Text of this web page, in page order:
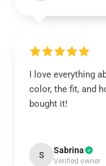
I love everything
color, the fit, and
bought it!
S Sabrina
Verified owner